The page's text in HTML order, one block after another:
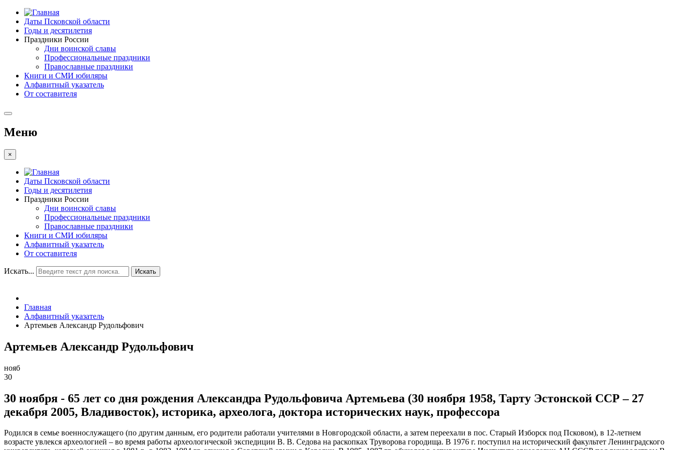
Даты Псковской области
Годы и десятилетия
Праздники России
Дни воинской славы
Профессиональные праздники
Православные праздники
Книги и СМИ юбиляры
Алфавитный указатель
От составителя
Меню
×
Даты Псковской области
Годы и десятилетия
Праздники России
Дни воинской славы
Профессиональные праздники
Православные праздники
Книги и СМИ юбиляры
Алфавитный указатель
От составителя
Искать... Искать
Главная
Алфавитный указатель
Артемьев Александр Рудольфович
Артемьев Александр Рудольфович
нояб
30
30 ноября - 65 лет со дня рождения Александра Рудольфовича Артемьева (30 ноября 1958, Тарту Эстонской ССР – 27
декабря 2005, Владивосток), историка, археолога, доктора исторических наук, профессора
Родился в семье военнослужащего (по другим данным, его родители работали учителями в Новгородской области, а затем переехали в пос. Старый Изборск под Псковом), в 12-летнем
возрасте увлекся археологией – во время работы археологической экспедиции В. В. Седова на раскопках Труворова городища. В 1976 г. поступил на исторический факультет Ленинградского